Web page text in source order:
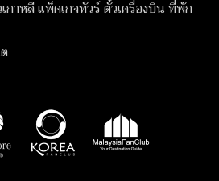
กาหลี แพ็คเกจทัวร์ ตั๋วเครื่องบิน ที่พัก